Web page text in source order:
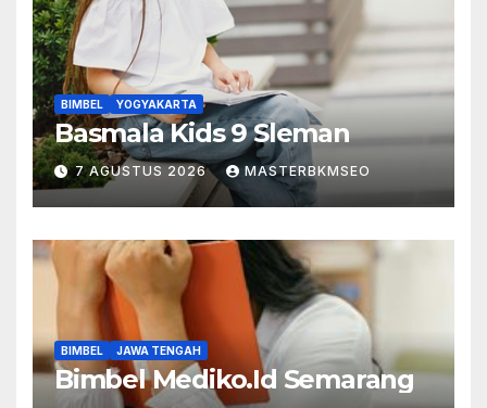
BIMBEL YOGYAKARTA
Basmala Kids 9 Sleman
7 AGUSTUS 2026 MASTERBKMSEO
BIMBEL JAWA TENGAH
Bimbel Mediko.Id Semarang